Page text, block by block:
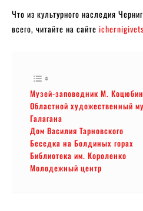
Что из культурного наследия
всего, читайте на сайте ichernigivets
Музей-заповедник М.
Областной художественный
Галагана
Дом Василия Тарновского
Беседка на Болдиных горах
Библиотека им. Короленко
Молодежный центр